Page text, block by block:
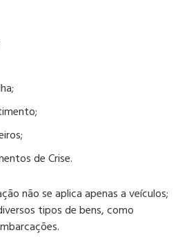
de Crise.
não se aplica apenas a veículos;
tipos de bens, como